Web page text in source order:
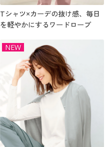
Tシャツ×カーデの抜け感、毎日
を軽やかにするワードローブ
NEW